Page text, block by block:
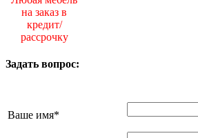
на заказ в
кредит/
рассрочку
Задать вопрос:
Ваше имя*